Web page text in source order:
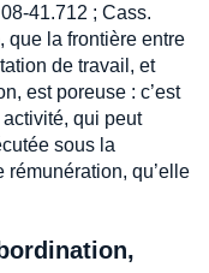
41.712 ; Cass.
que la frontière entre
de travail, et
est poreuse : c’est
activité, qui peut
sous la
rémunération, qu’elle